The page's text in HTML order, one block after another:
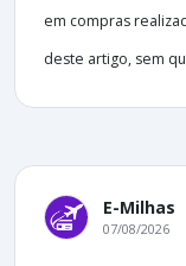
em compras
deste artigo, sem
E-Milhas
07/08/2026